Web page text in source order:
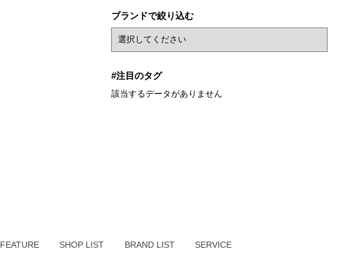
ブランドで絞り込む
#注目のタグ
該当するデータがありません
FEATURE SHOP LIST BRAND LIST SERVICE